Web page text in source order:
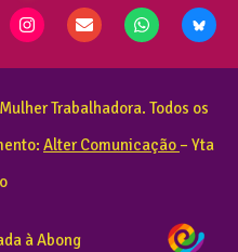
Trabalhadora. Todos os
Alter Comunicação – Yta
à Abong